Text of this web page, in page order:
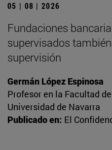
05 | 08 | 2026
Fundaciones
supervisados
supervisión
Germán López Espinosa
Profesor en la Facultad
Universidad de Navarra
Publicado en: El